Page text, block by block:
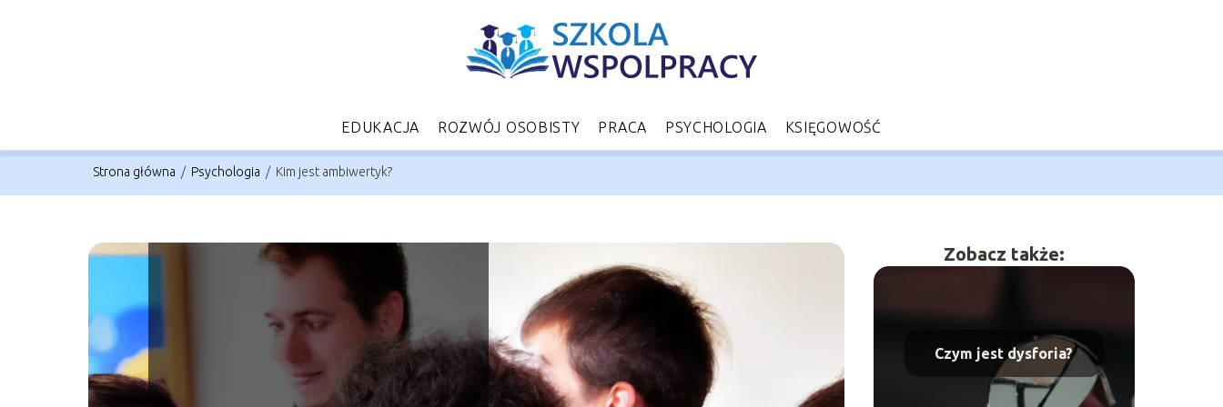
EDUKACJA ROZWÓJ OSOBISTY PRACA PSYCHOLOGIA KSIĘGOWOŚĆ
Strona główna / Psychologia / Kim jest ambiwertyk?
Zobacz także:
Czym jest dysforia?